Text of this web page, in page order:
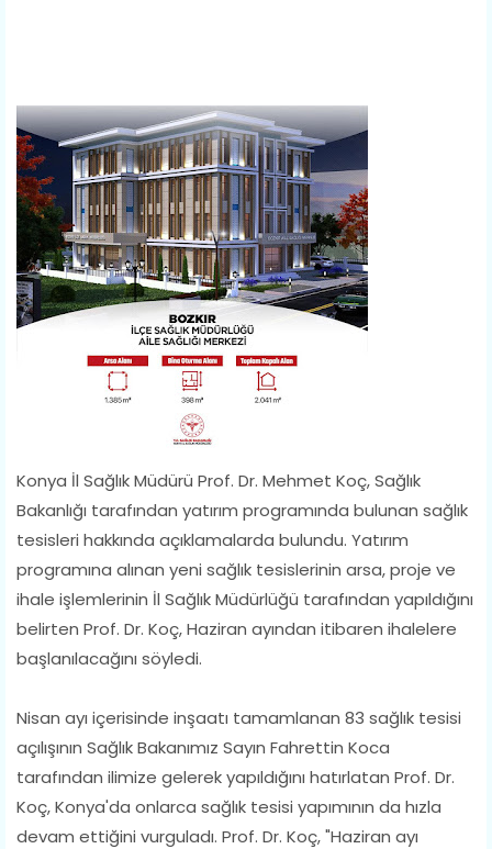
Konya İl Sağlık Müdürü Prof. Dr. Mehmet Koç, Sağlık
Bakanlığı tarafından yatırım programında bulunan sağlık
tesisleri hakkında açıklamalarda bulundu. Yatırım
programına alınan yeni sağlık tesislerinin arsa, proje ve
ihale işlemlerinin İl Sağlık Müdürlüğü tarafından yapıldığını
belirten Prof. Dr. Koç, Haziran ayından itibaren ihalelere
başlanılacağını söyledi.
Nisan ayı içerisinde inşaatı tamamlanan 83 sağlık tesisi
açılışının Sağlık Bakanımız Sayın Fahrettin Koca
tarafından ilimize gelerek yapıldığını hatırlatan Prof. Dr.
Koç, Konya'da onlarca sağlık tesisi yapımının da hızla
devam ettiğini vurguladı. Prof. Dr. Koç, "Haziran ayı